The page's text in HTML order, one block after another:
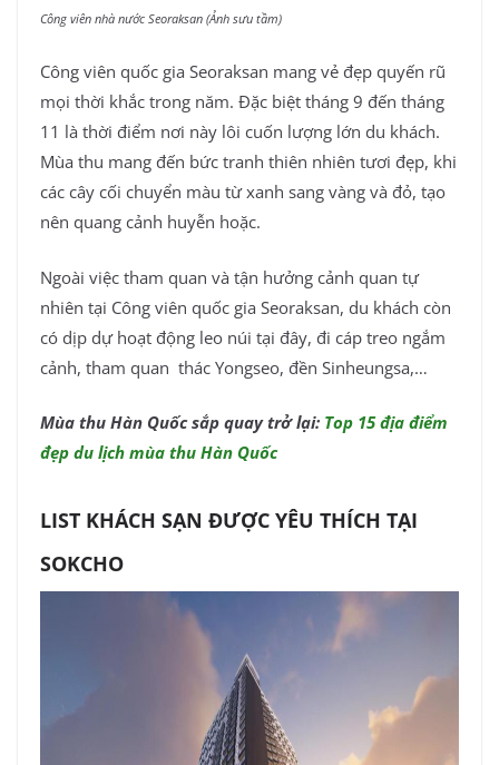
Công viên nhà nước Seoraksan (Ảnh sưu tầm)
Công viên quốc gia Seoraksan mang vẻ đẹp quyến rũ
mọi thời khắc trong năm. Đặc biệt tháng 9 đến tháng
11 là thời điểm nơi này lôi cuốn lượng lớn du khách.
Mùa thu mang đến bức tranh thiên nhiên tươi đẹp, khi
các cây cối chuyển màu từ xanh sang vàng và đỏ, tạo
nên quang cảnh huyễn hoặc.
Ngoài việc tham quan và tận hưởng cảnh quan tự
nhiên tại Công viên quốc gia Seoraksan, du khách còn
có dịp dự hoạt động leo núi tại đây, đi cáp treo ngắm
cảnh, tham quan thác Yongseo, đền Sinheungsa,…
Mùa thu Hàn Quốc sắp quay trở lại: Top 15 địa điểm
đẹp du lịch mùa thu Hàn Quốc
LIST KHÁCH SẠN ĐƯỢC YÊU THÍCH TẠI
SOKCHO